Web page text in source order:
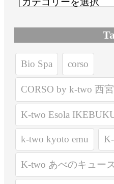
Bio Spa corso
CORSO by k-two 西
K-two Esola
k-two kyoto emu
K-two あべのキュー